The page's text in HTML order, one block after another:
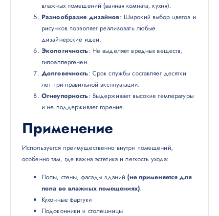
влажных помещений (ванная комната, кухня).
Разнообразие дизайнов: Широкий выбор цветов и
рисунков позволяет реализовать любые
дизайнерские идеи.
Экологичность: Не выделяет вредных веществ,
гипоаллергенен.
Долговечность: Срок службы составляет десятки
лет при правильной эксплуатации.
Огнеупорность: Выдерживает высокие температуры
и не поддерживает горение.
Применение
Используется преимущественно внутри помещений,
особенно там, где важна эстетика и легкость ухода:
Полы, стены, фасады зданий (не применяется для
пола во влажных помещениях).
Кухонные фартуки
Подоконники и столешницы